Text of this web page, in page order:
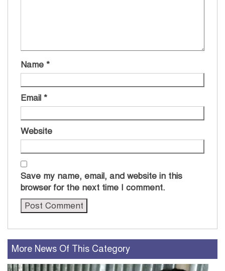
Name *
Email *
Website
Save my name, email, and website in this
browser for the next time I comment.
More News Of This Category